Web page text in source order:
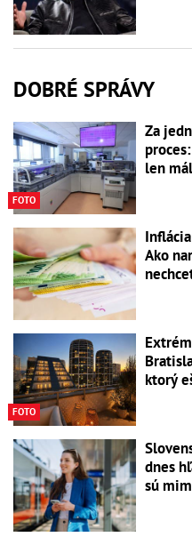
DOBRÉ SPRÁVY
FOTO
Za
len
Ako
FOTO
ktorý
dnes
sú